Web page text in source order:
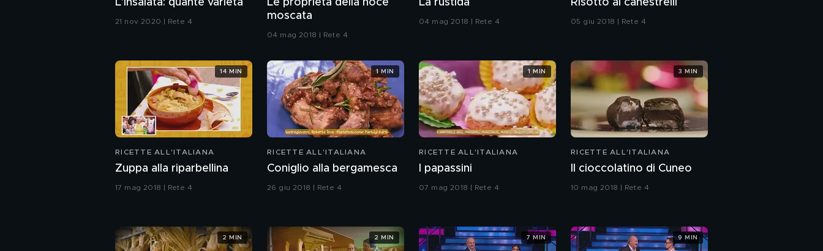
L'insalata: quante varietà
21 nov 2020 | Rete 4
Le proprietà della noce
moscata
04 mag 2018 | Rete 4
La rustida
04 mag 2018 | Rete 4
Risotto ai canestrelli
05 giu 2018 | Rete 4
RICETTE ALL'ITALIANA
Zuppa alla riparbellina
17 mag 2018 | Rete 4
14 MIN
RICETTE ALL'ITALIANA
Coniglio alla bergamesca
26 giu 2018 | Rete 4
1 MIN
RICETTE ALL'ITALIANA
I papassini
07 mag 2018 | Rete 4
1 MIN
RICETTE ALL'ITALIANA
Il cioccolatino di Cuneo
10 mag 2018 | Rete 4
3 MIN
2 MIN 2 MIN 7 MIN 9 MIN